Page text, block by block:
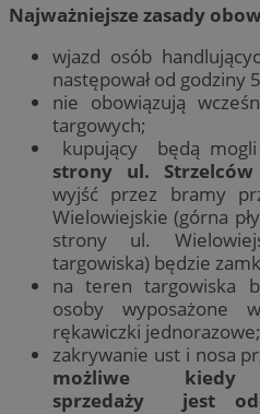
Najważniejsze zasady
wjazd osób
następował od godziny
nie obowiązują
targowych;
kupujący będą
strony ul. Strzelców
wyjść przez bramy
Wielowiejskie (górna
strony ul.
targowiska) będzie
na teren targowiska
osoby wyposażone
rękawiczki jednorazowe;
zakrywanie ust i nosa
możliwe kiedy
sprzedaży jest